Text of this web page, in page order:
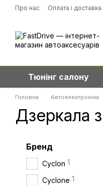
Перейти до основного
Про нас Оплата і доставка
Тюнінг салону
Головна Автоелектроніка
Дзеркала
Бренд
Cyclon 1
Cyclone 1